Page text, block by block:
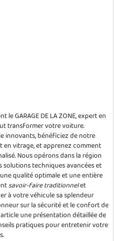
GARAGE DE LA ZONE, expert en
transformer votre voiture.
innovants, bénéficiez de notre
en vitrage, et apprenez comment
Nous opérons dans la région
techniques avancées et
qualité optimale et une entière
savoir-faire traditionnelet
à votre véhicule sa splendeur
sur la sécurité et le confort de
une présentation détaillée de
pratiques pour entretenir votre